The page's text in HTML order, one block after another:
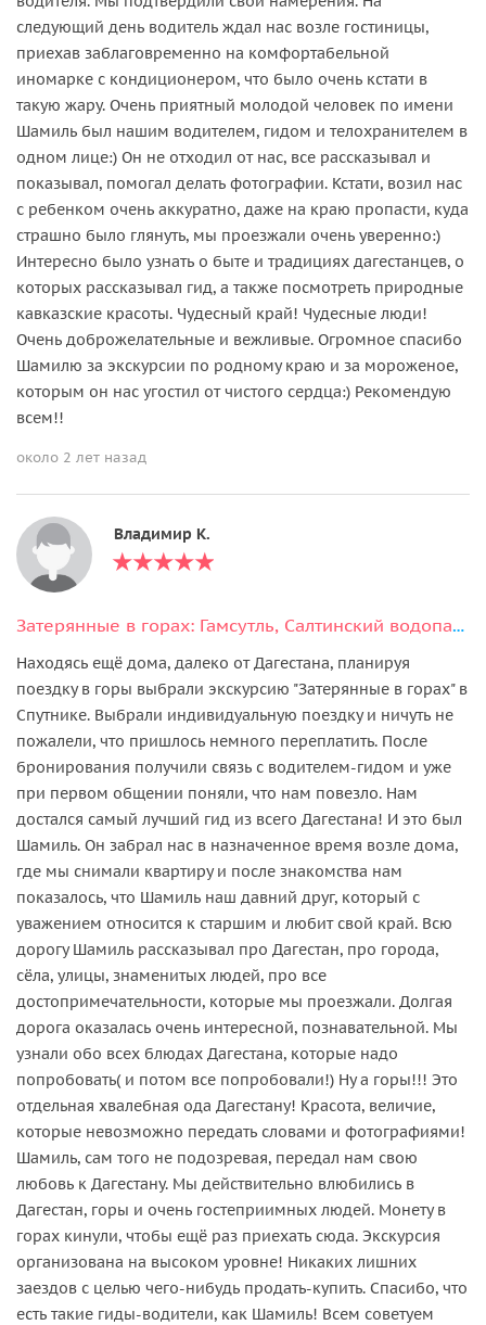
следующий день водитель ждал нас возле гостиницы,
приехав заблаговременно на комфортабельной
иномарке с кондиционером, что было очень кстати в
такую жару. Очень приятный молодой человек по имени
Шамиль был нашим водителем, гидом и телохранителем в
одном лице:) Он не отходил от нас, все рассказывал и
показывал, помогал делать фотографии. Кстати, возил нас
с ребенком очень аккуратно, даже на краю пропасти, куда
страшно было глянуть, мы проезжали очень уверенно:)
Интересно было узнать о быте и традициях дагестанцев, о
которых рассказывал гид, а также посмотреть природные
кавказские красоты. Чудесный край! Чудесные люди!
Очень доброжелательные и вежливые. Огромное спасибо
Шамилю за экскурсии по родному краю и за мороженое,
которым он нас угостил от чистого сердца:) Рекомендую
всем!!
около 2 лет назад
Владимир К.
Затерянные в горах: Гамсутль, Салтинский водопад, Чохские террасы
Находясь ещё дома, далеко от Дагестана, планируя
поездку в горы выбрали экскурсию "Затерянные в горах" в
Спутнике. Выбрали индивидуальную поездку и ничуть не
пожалели, что пришлось немного переплатить. После
бронирования получили связь с водителем-гидом и уже
при первом общении поняли, что нам повезло. Нам
достался самый лучший гид из всего Дагестана! И это был
Шамиль. Он забрал нас в назначенное время возле дома,
где мы снимали квартиру и после знакомства нам
показалось, что Шамиль наш давний друг, который с
уважением относится к старшим и любит свой край. Всю
дорогу Шамиль рассказывал про Дагестан, про города,
сёла, улицы, знаменитых людей, про все
достопримечательности, которые мы проезжали. Долгая
дорога оказалась очень интересной, познавательной. Мы
узнали обо всех блюдах Дагестана, которые надо
попробовать( и потом все попробовали!) Ну а горы!!! Это
отдельная хвалебная ода Дагестану! Красота, величие,
которые невозможно передать словами и фотографиями!
Шамиль, сам того не подозревая, передал нам свою
любовь к Дагестану. Мы действительно влюбились в
Дагестан, горы и очень гостеприимных людей. Монету в
горах кинули, чтобы ещё раз приехать сюда. Экскурсия
организована на высоком уровне! Никаких лишних
заездов с целью чего-нибудь продать-купить. Спасибо, что
есть такие гиды-водители, как Шамиль! Всем советуем